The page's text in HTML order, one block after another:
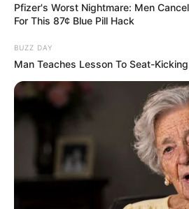
Pfizer's Worst Nightmare: Men
For This 87¢ Blue Pill Hack
BUZZ DAY
Man Teaches Lesson To Seat-